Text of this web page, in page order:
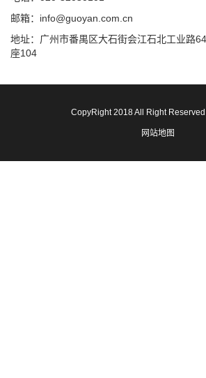
邮箱：info@guoyan.com.cn
地址：广州市番禺区大石街会江石北工业路
座104
CopyRight 2018 All Right
网站地图